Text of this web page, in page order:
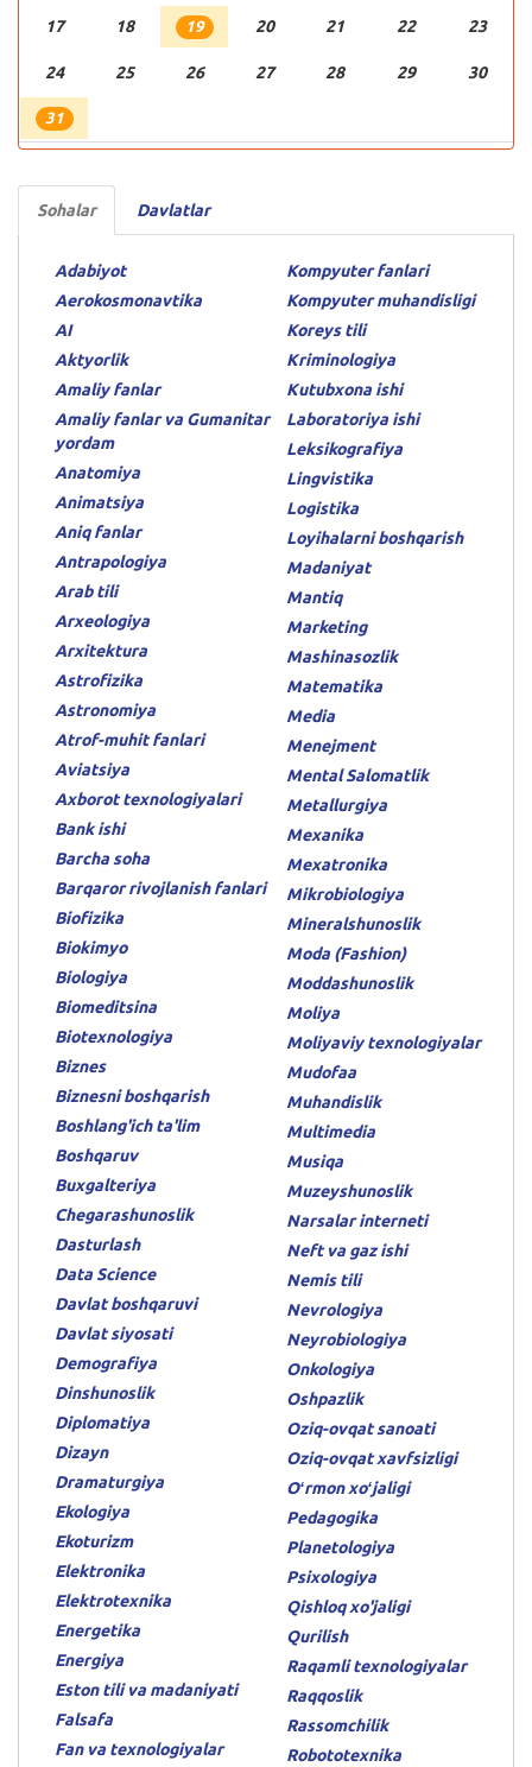
17 18 19 20 21 22 23
24 25 26 27 28 29 30
31
Sohalar Davlatlar
Adabiyot
Aerokosmonavtika
AI
Aktyorlik
Amaliy fanlar
Amaliy fanlar va Gumanitar
yordam
Anatomiya
Animatsiya
Aniq fanlar
Antrapologiya
Arab tili
Arxeologiya
Arxitektura
Astrofizika
Astronomiya
Atrof-muhit fanlari
Aviatsiya
Axborot texnologiyalari
Bank ishi
Barcha soha
Barqaror rivojlanish fanlari
Biofizika
Biokimyo
Biologiya
Biomeditsina
Biotexnologiya
Biznes
Biznesni boshqarish
Boshlang'ich ta'lim
Boshqaruv
Buxgalteriya
Chegarashunoslik
Dasturlash
Data Science
Davlat boshqaruvi
Davlat siyosati
Demografiya
Dinshunoslik
Diplomatiya
Dizayn
Dramaturgiya
Ekologiya
Ekoturizm
Elektronika
Elektrotexnika
Energetika
Energiya
Eston tili va madaniyati
Falsafa
Fan va texnologiyalar
Kompyuter fanlari
Kompyuter muhandisligi
Koreys tili
Kriminologiya
Kutubxona ishi
Laboratoriya ishi
Leksikografiya
Lingvistika
Logistika
Loyihalarni boshqarish
Madaniyat
Mantiq
Marketing
Mashinasozlik
Matematika
Media
Menejment
Mental Salomatlik
Metallurgiya
Mexanika
Mexatronika
Mikrobiologiya
Mineralshunoslik
Moda (Fashion)
Moddashunoslik
Moliya
Moliyaviy texnologiyalar
Mudofaa
Muhandislik
Multimedia
Musiqa
Muzeyshunoslik
Narsalar interneti
Neft va gaz ishi
Nemis tili
Nevrologiya
Neyrobiologiya
Onkologiya
Oshpazlik
Oziq-ovqat sanoati
Oziq-ovqat xavfsizligi
Oʻrmon xoʻjaligi
Pedagogika
Planetologiya
Psixologiya
Qishloq xo'jaligi
Qurilish
Raqamli texnologiyalar
Raqqoslik
Rassomchilik
Robototexnika